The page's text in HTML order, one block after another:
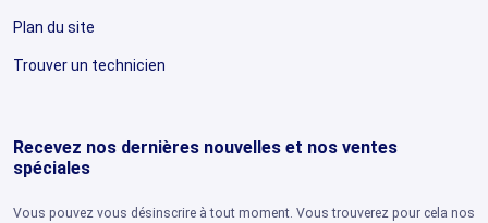
Plan du site
Trouver un technicien
Recevez nos dernières nouvelles et nos ventes
spéciales
Vous pouvez vous désinscrire à tout moment. Vous trouverez pour cela nos